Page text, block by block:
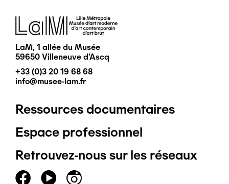
Image
LaM, 1 allée du Musée
59650 Villeneuve d'Ascq
+33 (0)3 20 19 68 68
info@musee-lam.fr
Pied
de
page
Ressources documentaires
Espace professionnel
Retrouvez-nous sur les réseaux